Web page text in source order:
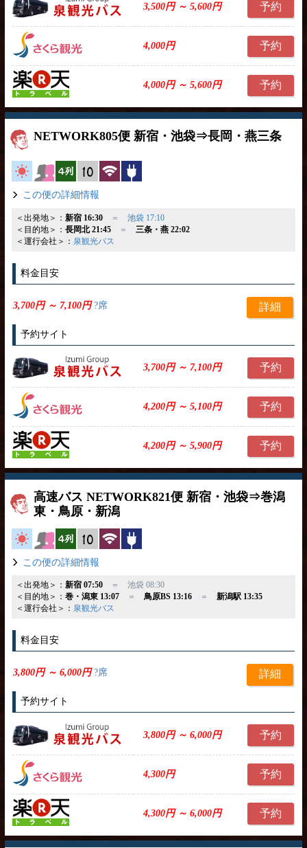
3,500円 ～ 5,600円 予約
4,000円 予約
4,000円 ～ 5,600円 予約
NETWORK805便 新宿・池袋⇒長岡・燕三条
高速バス女性安心
横4列 縦10列 無線LAN
この便の詳細情報
＜出発地＞： 新宿 16:30＝ 池袋 17:10
＜目的地＞： 長岡北 21:45＝
三条・燕 22:02
＜運行会社＞： 泉観光バス
料金目安
3,700円 ～ 7,100円?席 詳細
予約サイト
3,700円 ～ 7,100円 予約
4,200円 ～ 5,100円 予約
4,200円 ～ 5,900円 予約
高速バス NETWORK821便 新宿・池袋⇒巻潟
東・鳥原・新潟
高速バス女性安心
横4列 縦10列 無線LAN
この便の詳細情報
＜出発地＞： 新宿 07:50＝ 池袋 08:30
＜目的地＞： 巻・潟東 13:07＝ 鳥原BS 13:16＝ 新潟駅 13:35
＜運行会社＞： 泉観光バス
料金目安
3,800円 ～ 6,000円?席 詳細
予約サイト
3,800円 ～ 6,000円 予約
4,300円 予約
4,300円 ～ 6,000円 予約